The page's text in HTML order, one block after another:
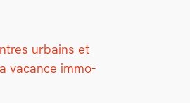
urbains et
vacance immo­